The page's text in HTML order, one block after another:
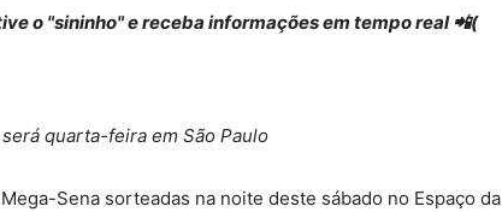
o "sininho" e receba informações em tempo real 📲(
quarta-feira em São Paulo
Sena sorteadas na noite deste sábado no Espaço da